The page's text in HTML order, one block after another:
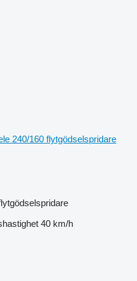
240/160 flytgödselspridare
40 km/h